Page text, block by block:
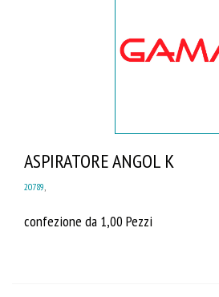
ASPIRATORE ANGOL K
20789,
confezione da 1,00 Pezzi